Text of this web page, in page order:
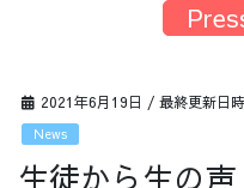
メンバー
サービス
採用情報
2021年6月19日 / 最終更新日
News
生徒から生の